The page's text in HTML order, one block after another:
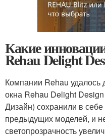
Какие
Rehau Delight
Компании Rehau удалось
окна Rehau Delight
Дизайн) сохранили в
предыдущих моделей, и
светопрозрачность